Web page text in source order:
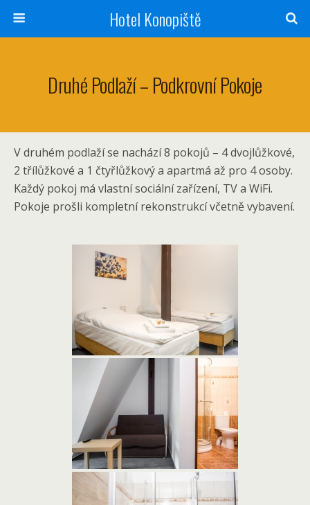
Hotel Konopiště
Druhé Podlaží – Podkrovní Pokoje
V druhém podlaží se nachází 8 pokojů – 4 dvojlůžkové,
2 třílůžkové a 1 čtyřlůžkový a apartmá až pro 4 osoby.
Každý pokoj má vlastní sociální zařízení, TV a WiFi.
Pokoje prošli kompletní rekonstrukcí včetně vybavení.